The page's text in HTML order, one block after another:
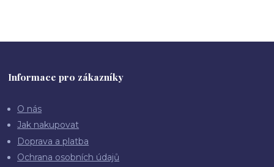
Informace pro zákazníky
O nás
Jak nakupovat
Doprava a platba
Ochrana osobních údajů